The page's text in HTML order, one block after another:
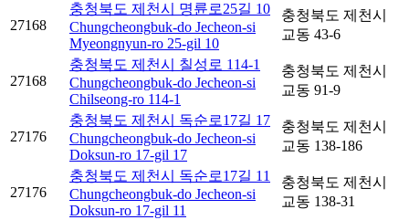
27168
충청북도 제천시 명륜로25길 10
Chungcheongbuk-do Jecheon-si
Myeongnyun-ro 25-gil 10
충청북도 제천시
교동 43-6
27168
충청북도 제천시 칠성로 114-1
Chungcheongbuk-do Jecheon-si
Chilseong-ro 114-1
충청북도 제천시
교동 91-9
27176
충청북도 제천시 독순로17길 17
Chungcheongbuk-do Jecheon-si
Doksun-ro 17-gil 17
충청북도 제천시
교동 138-186
27176
충청북도 제천시 독순로17길 11
Chungcheongbuk-do Jecheon-si
Doksun-ro 17-gil 11
충청북도 제천시
교동 138-31